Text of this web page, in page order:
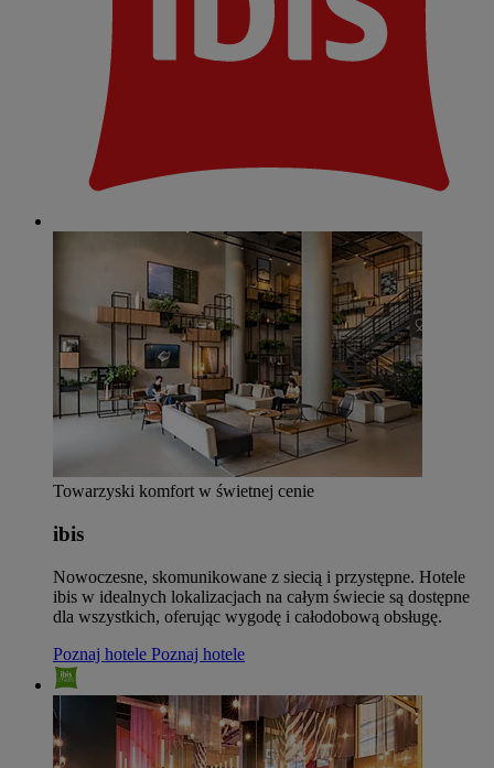
Towarzyski komfort w świetnej cenie
ibis
Nowoczesne, skomunikowane z siecią i przystępne. Hotele
ibis w idealnych lokalizacjach na całym świecie są dostępne
dla wszystkich, oferując wygodę i całodobową obsługę.
Poznaj hotele Poznaj hotele